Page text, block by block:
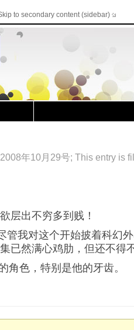
to secondary content (sidebar)
年10月29号; This entry is
层出不穷多到贱！
管我对这个开始披着科幻
已然满心鸡肋，但还不得
角色，特别是他的牙齿。